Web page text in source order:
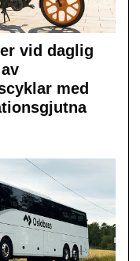
vid daglig
med